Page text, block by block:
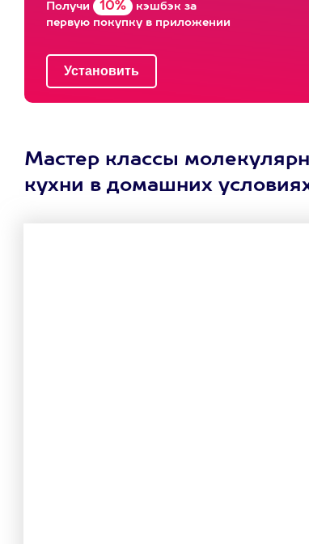
Получи 10% кэшбэк за
первую покупку в приложении
Мастер классы
кухни в домашних